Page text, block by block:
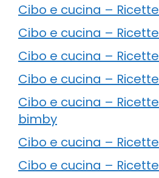
Cibo e cucina –
Cibo e cucina –
Cibo e cucina –
Cibo e cucina –
Cibo e cucina –
bimby
Cibo e cucina –
Cibo e cucina –